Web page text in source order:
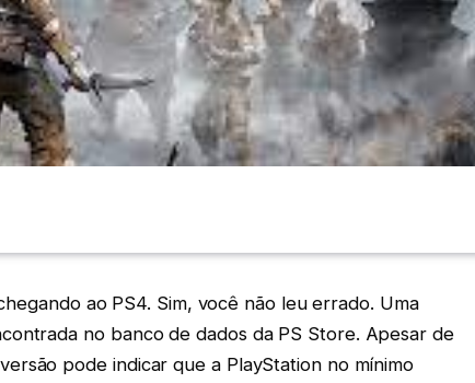
ao PS4. Sim, você não leu errado. Uma
no banco de dados da PS Store. Apesar de
pode indicar que a PlayStation no mínimo